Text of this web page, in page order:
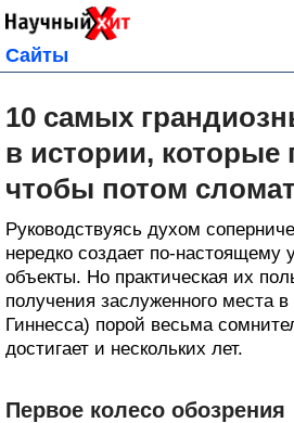
Сайты
10 самых
в истории, которые
чтобы потом
Руководствуясь духом
нередко создает по‑настоящему
объекты. Но практическая их
получения заслуженного места в
Гиннесса) порой весьма
достигает и нескольких лет.
Первое колесо обозрения